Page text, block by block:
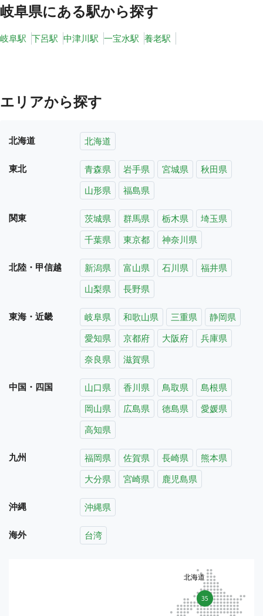
岐阜県にある駅から探す
岐阜駅 下呂駅 中津川駅 一宝水駅 養老駅
エリアから探す
北海道 北海道
東北 青森県 岩手県 宮城県
秋田県
山形県
福島県
関東 茨城県 群馬県 栃木県
埼玉県
千葉県
東京都 神奈川県
北陸・甲信越 新潟県 富山県 石川県
福井県
山梨県
長野県
東海・近畿 岐阜県 和歌山県 三重県
静岡県
愛知県
京都府 大阪府
兵庫県
奈良県
滋賀県
中国・四国 山口県 香川県 鳥取県
島根県
岡山県
広島県 徳島県
愛媛県
高知県
九州 福岡県 佐賀県 長崎県
熊本県
大分県
宮崎県 鹿児島県
沖縄 沖縄県
海外 台湾
35
北海道